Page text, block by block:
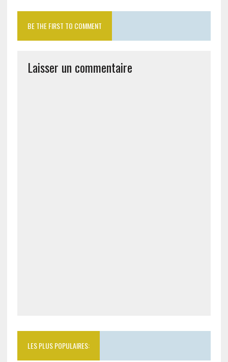
BE THE FIRST TO COMMENT
Laisser un commentaire
LES PLUS POPULAIRES: